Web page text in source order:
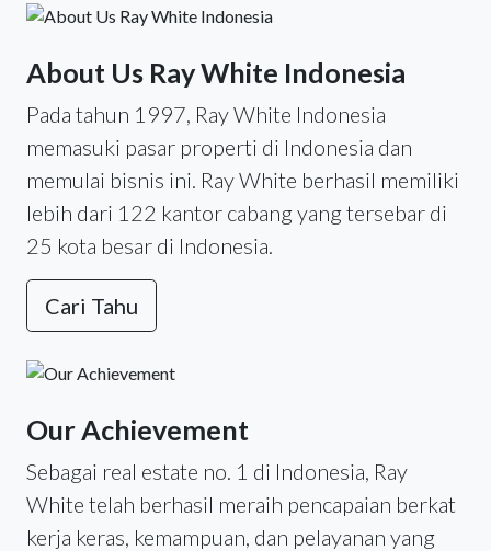
About Us Ray White Indonesia
Pada tahun 1997, Ray White Indonesia
memasuki pasar properti di Indonesia dan
memulai bisnis ini. Ray White berhasil memiliki
lebih dari 122 kantor cabang yang tersebar di
25 kota besar di Indonesia.
Cari Tahu
Our Achievement
Sebagai real estate no. 1 di Indonesia, Ray
White telah berhasil meraih pencapaian berkat
kerja keras, kemampuan, dan pelayanan yang